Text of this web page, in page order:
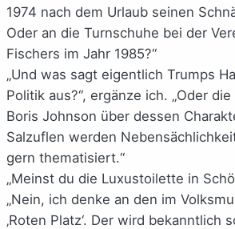
1974 nach dem Urlaub seinen
Oder an die Turnschuhe bei der
Fischers im Jahr 1985?“
„Und was sagt eigentlich Trumps
Politik aus?“, ergänze ich. „Oder
Boris Johnson über dessen
Salzuflen werden
gern thematisiert.“
„Meinst du die Luxustoilette in
„Nein, ich denke an den im
‚Roten Platz‘. Der wird bekanntlich